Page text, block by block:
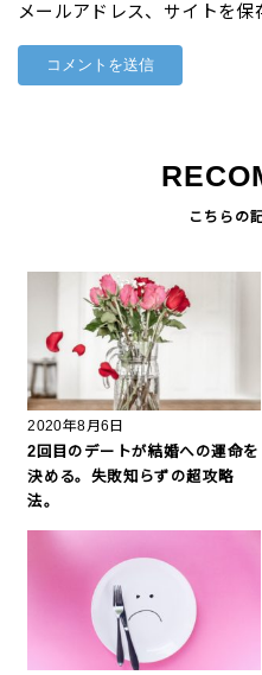
メールアドレス、サイトを保
2020年8月6日
2回目のデートが結婚への運命を
決める。失敗知らずの超攻略
法。